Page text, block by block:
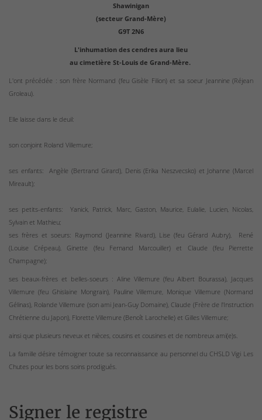
Shawinigan
(secteur Grand-Mère)
G9T 2N6
L'inhumation des cendres aura lieu
au cimetière St-Louis de Grand-Mère.
L'ont précédée : son frère Normand (feu Gisèle Filion) et sa soeur Jeannine (Réjean
Groleau).
Elle laisse dans le deuil:
son conjoint Roland Villemure;
ses enfants:
Angèle (Bertrand Girard), Denis (Erika Neszvecsko) et Johanne (Marcel
Mireault);
ses petits-enfants:
Yanick, Patrick, Marc, Gaston, Maurice, Eulalie, Lucien, Nicolas,
Sylvain et Mathieu;
ses frères et soeurs: Raymond (Jeannine Rivard), Lise (feu Gérard Aubry),
René
(Louise Crépeau), Ginette (feu Fernand Marcouiller) et Claude (feu
Pierrette
Champagne);
ses beaux-frères et belles-soeurs : Aline Villemure (feu Albert Bourassa), Jacques
Villemure (feu Ghislaine Mongrain), Pauline Villemure, Monique Villemure (Normand
Gélinas), Rolande Villemure (son ami Jean-Guy Domaine), Claude (Frère de l'Instruction
Chrétienne du Japon), Florette Villemure (Benoît Larochelle) et Gilles Villemure;
ainsi que plusieurs neveux et nièces, cousins et cousines et de nombreux ami(e)s.
La famille désire témoigner toute sa reconnaissance au personnel du CHSLD Vigi Les
Chutes pour les bons soins prodigués.
Signer le registre